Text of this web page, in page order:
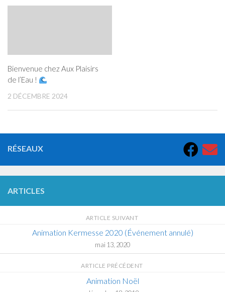
Bienvenue chez Aux Plaisirs
de l’Eau !
2 DÉCEMBRE 2024
RÉSEAUX
ARTICLES
ARTICLE SUIVANT
Animation Kermesse 2020 (Événement annulé)
mai 13, 2020
ARTICLE PRÉCÉDENT
Animation Noël